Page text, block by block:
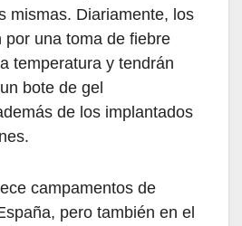
mismas. Diariamente, los
por una toma de fiebre
temperatura y tendrán
bote de gel
de los implantados
campamentos de
pero también en el